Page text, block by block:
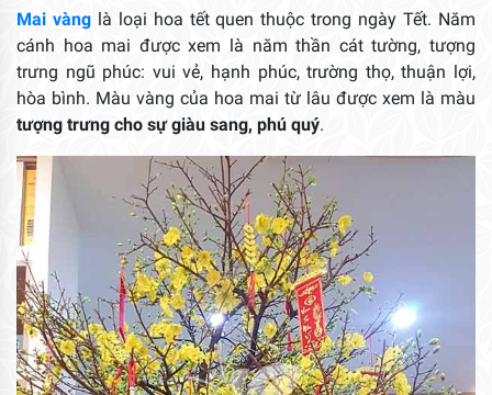
Mai vànglà loại hoa tết quen thuộc trong ngày Tết. Năm
cánh hoa mai được xem là năm thần cát tường, tượng
trưng ngũ phúc: vui vẻ, hạnh phúc, trường thọ, thuận lợi,
hòa bình. Màu vàng của hoa mai từ lâu được xem là màu
tượng trưng cho sự giàu sang, phú quý.